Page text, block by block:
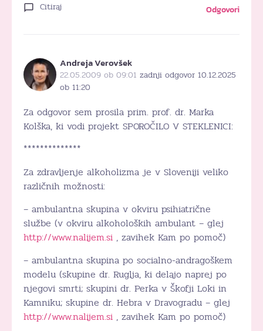
Citiraj Odgovori
Andreja Verovšek
22.05.2009 ob 09:01 zadnji odgovor 10.12.2025
ob 11:20
Za odgovor sem prosila prim. prof. dr. Marka
Kolška, ki vodi projekt SPOROČILO V STEKLENICI:
**************
Za zdravljenje alkoholizma je v Sloveniji veliko
različnih možnosti:
– ambulantna skupina v okviru psihiatrične
službe (v okviru alkoholoških ambulant – glej
http://www.nalijem.si , zavihek Kam po pomoč)
– ambulantna skupina po socialno-andragoškem
modelu (skupine dr. Ruglja, ki delajo naprej po
njegovi smrti; skupini dr. Perka v Škofji Loki in
Kamniku; skupine dr. Hebra v Dravogradu – glej
http://www.nalijem.si , zavihek Kam po pomoč)